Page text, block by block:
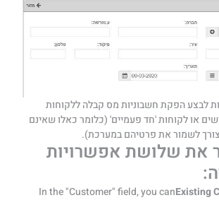
לבצע הפקת חשבוניות מס קבלה ללקוחות
או לקוחות 'חד פעמיים' (כלומר כאלו שאינם
צורך לשמור את פרטיהם במערכת).
את שלושת אפשרויות
Existing
In the "Customer" field, you can